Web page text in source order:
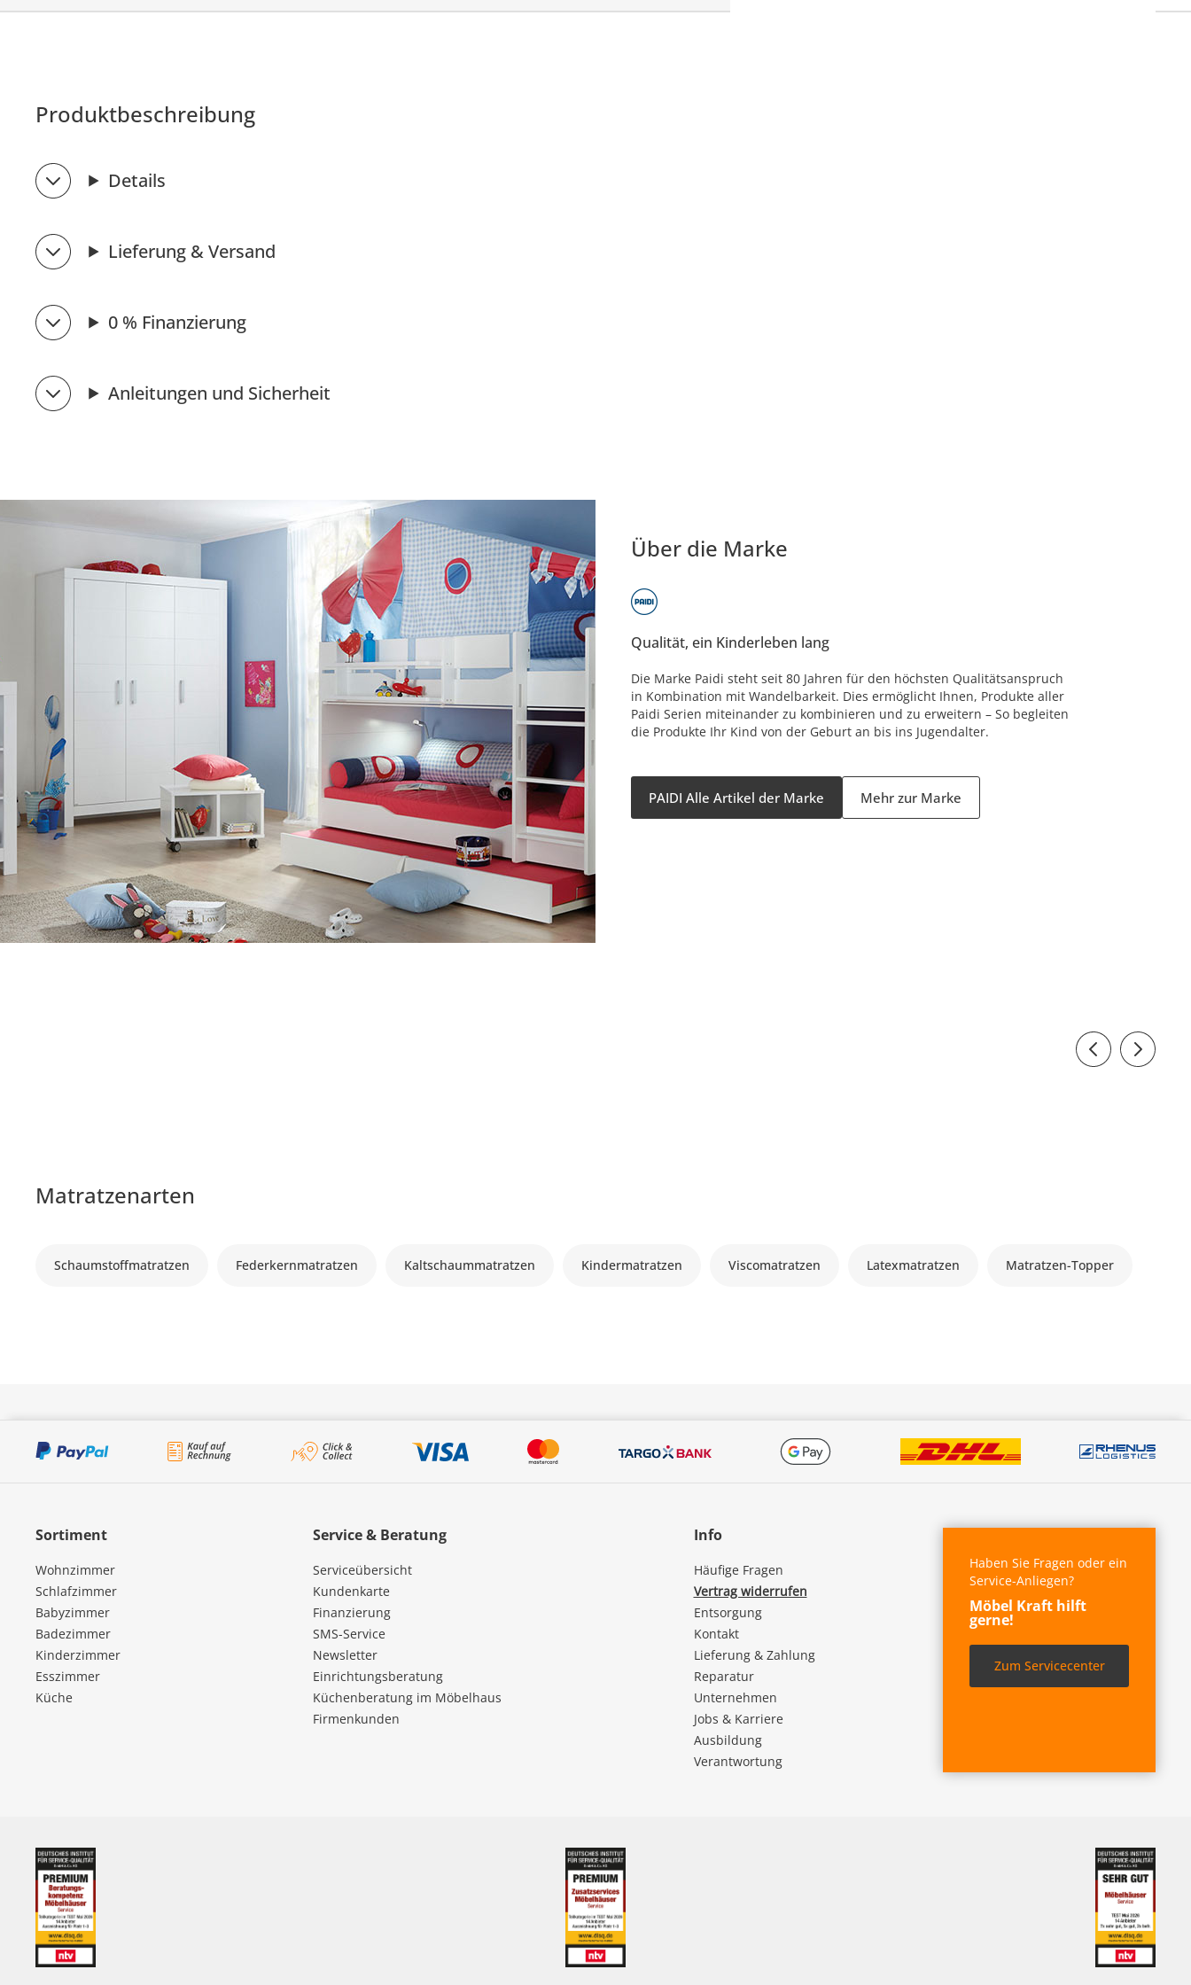
Produktbeschreibung
Details
Lieferung & Versand
0 % Finanzierung
Anleitungen und Sicherheit
Über die Marke
Qualität, ein Kinderleben lang
Die Marke Paidi steht seit 80 Jahren für den höchsten Qualitätsanspruch
in Kombination mit Wandelbarkeit. Dies ermöglicht Ihnen, Produkte aller
Paidi Serien miteinander zu kombinieren und zu erweitern – So begleiten
die Produkte Ihr Kind von der Geburt an bis ins Jugendalter.
PAIDI Alle Artikel der Marke Mehr zur Marke
Matratzenarten
Schaumstoffmatratzen Federkernmatratzen Kaltschaummatratzen Kindermatratzen Viscomatratzen Latexmatratzen Matratzen-Topper
Sortiment
Wohnzimmer
Schlafzimmer
Babyzimmer
Badezimmer
Kinderzimmer
Esszimmer
Küche
Service & Beratung
Serviceübersicht
Kundenkarte
Finanzierung
SMS-Service
Newsletter
Einrichtungsberatung
Küchenberatung im Möbelhaus
Firmenkunden
Info
Häufige Fragen
Vertrag widerrufen
Entsorgung
Kontakt
Lieferung & Zahlung
Reparatur
Unternehmen
Jobs & Karriere
Ausbildung
Verantwortung
Haben Sie Fragen oder ein
Service-Anliegen?
Möbel Kraft hilft
gerne!
Zum Servicecenter